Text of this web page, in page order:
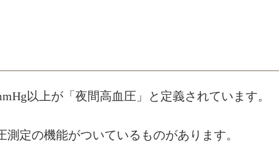
以上が「夜間高血圧」と定義されています。
定の機能がついているものがあります。